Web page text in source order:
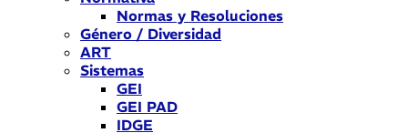
Normas y Resoluciones
Género / Diversidad
ART
Sistemas
GEI
GEI PAD
IDGE